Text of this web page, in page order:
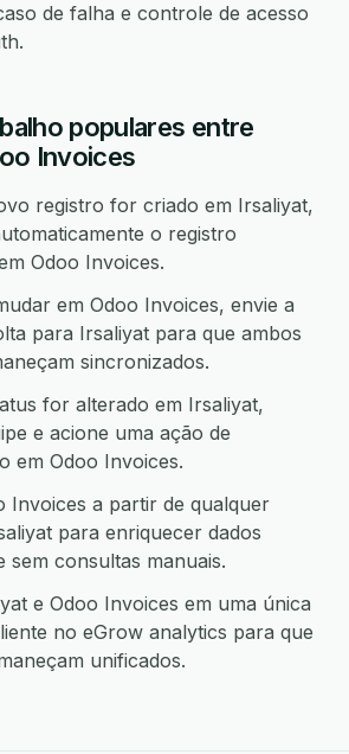
de falha e controle de acesso
populares entre
Invoices
registro for criado em Irsaliyat,
o registro
Odoo Invoices.
em Odoo Invoices, envie a
para Irsaliyat para que ambos
sincronizados.
for alterado em Irsaliyat,
e acione uma ação de
em Odoo Invoices.
Invoices a partir de qualquer
para enriquecer dados
sem consultas manuais.
e Odoo Invoices em uma única
no eGrow analytics para que
unificados.